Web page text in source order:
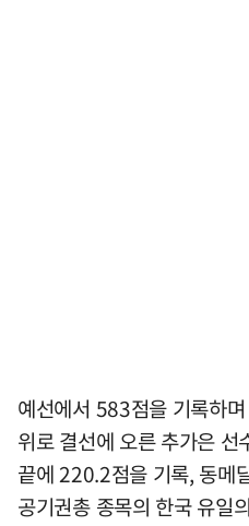
예선에서 583점을 기록하
위로 결선에 오른 추가은
끝에 220.2점을 기록, 동메
공기권총 종목의 한국 유일